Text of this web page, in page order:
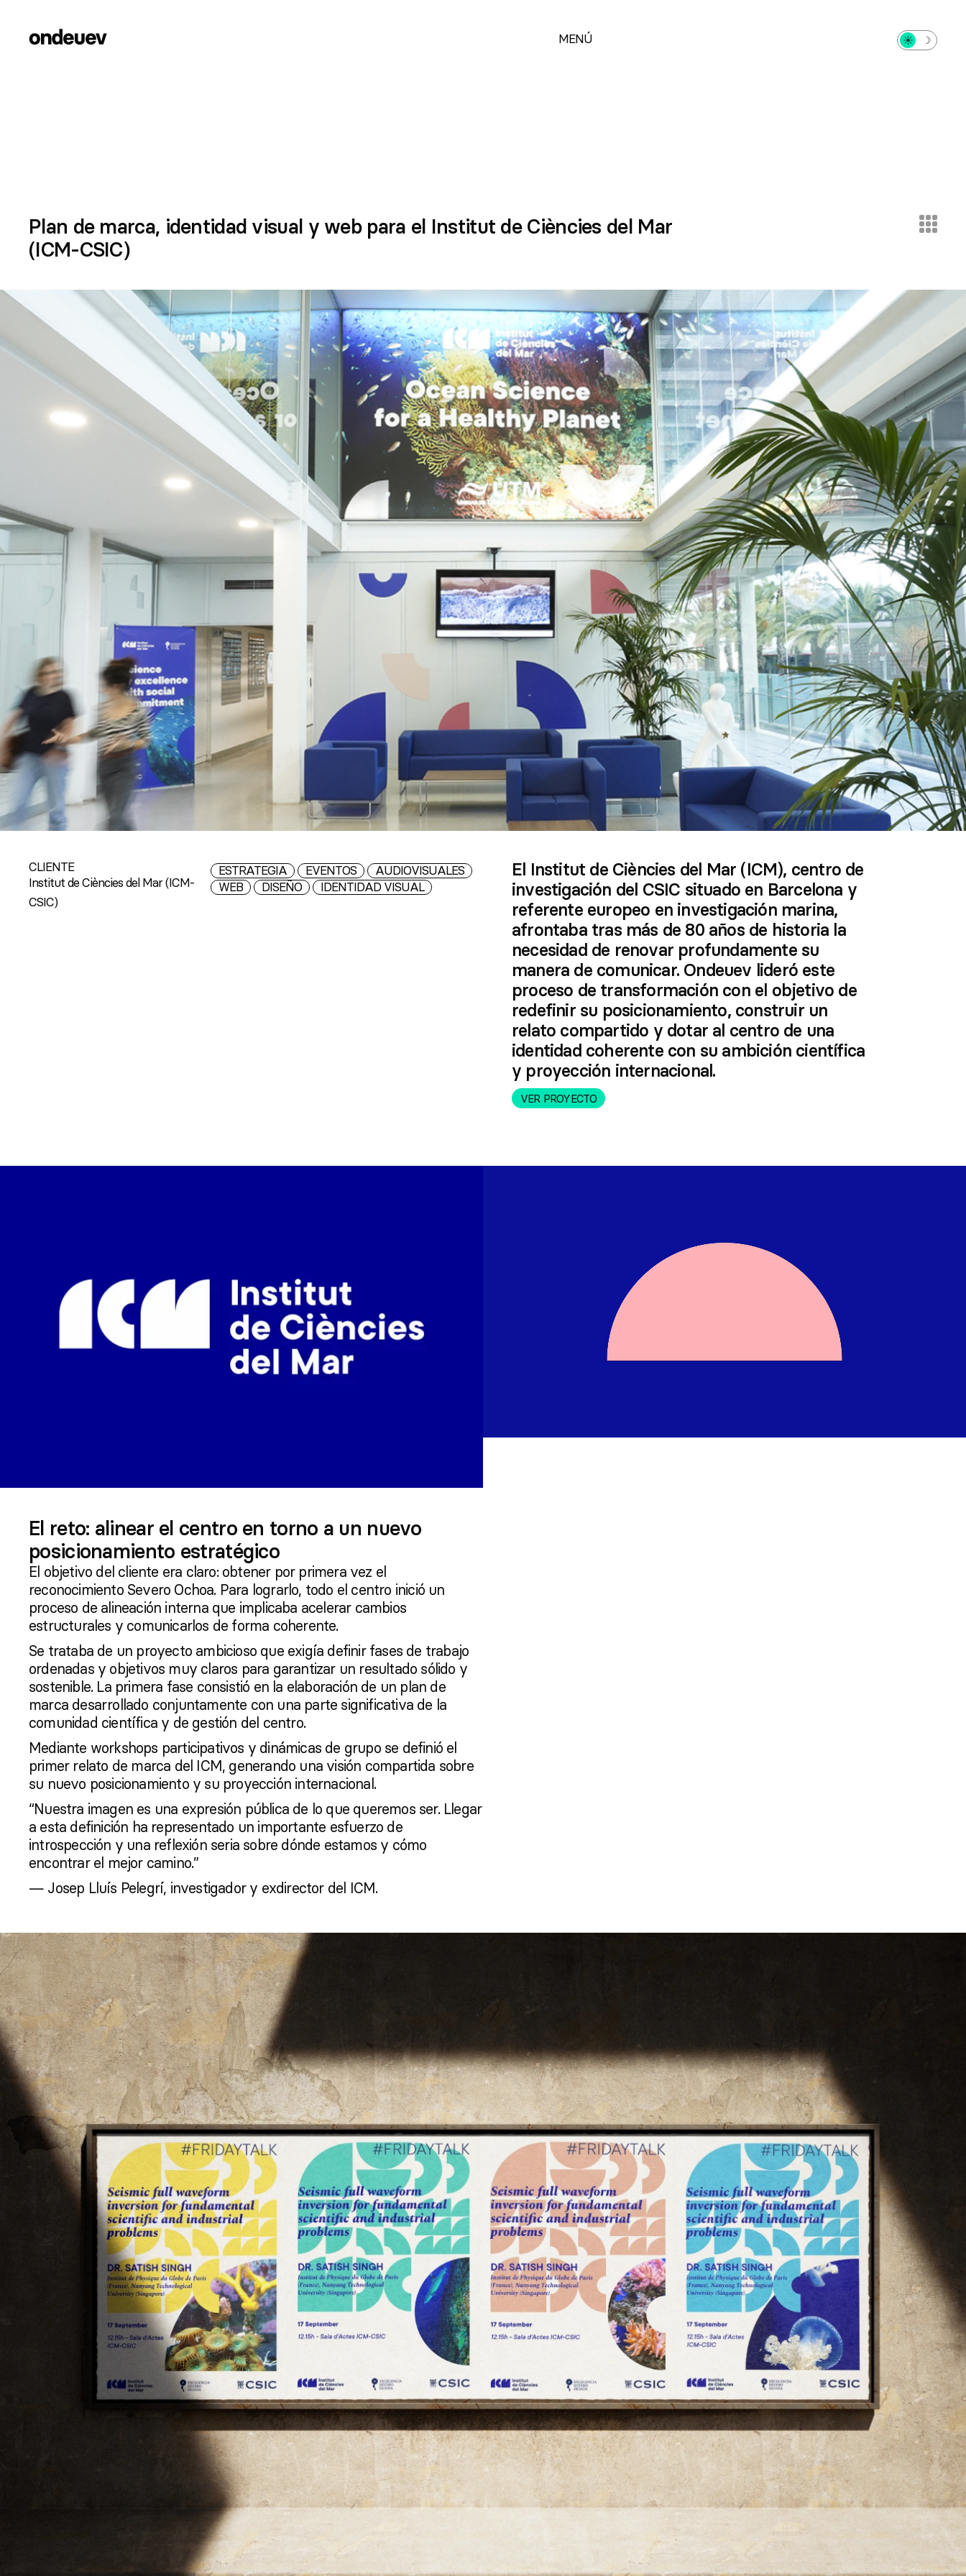
MENÚ ☀︎ ☽
Plan de marca, identidad visual y web para el Institut de Ciències del Mar
(ICM-CSIC)
CLIENTE
Institut de Ciències del Mar (ICM-
CSIC)
ESTRATEGIA EVENTOS
AUDIOVISUALES
WEB
DISEÑO IDENTIDAD VISUAL
El Institut de Ciències del Mar (ICM), centro de
investigación del CSIC situado en Barcelona y
referente europeo en investigación marina,
afrontaba tras más de 80 años de historia la
necesidad de renovar profundamente su
manera de comunicar. Ondeuev lideró este
proceso de transformación con el objetivo de
redefinir su posicionamiento, construir un
relato compartido y dotar al centro de una
identidad coherente con su ambición científica
y proyección internacional.
VER PROYECTO
El reto: alinear el centro en torno a un nuevo
posicionamiento estratégico
El objetivo del cliente era claro: obtener por primera vez el
reconocimiento Severo Ochoa. Para lograrlo, todo el centro inició un
proceso de alineación interna que implicaba acelerar cambios
estructurales y comunicarlos de forma coherente.
Se trataba de un proyecto ambicioso que exigía definir fases de trabajo
ordenadas y objetivos muy claros para garantizar un resultado sólido y
sostenible. La primera fase consistió en la elaboración de un plan de
marca desarrollado conjuntamente con una parte significativa de la
comunidad científica y de gestión del centro.
Mediante workshops participativos y dinámicas de grupo se definió el
primer relato de marca del ICM, generando una visión compartida sobre
su nuevo posicionamiento y su proyección internacional.
“Nuestra imagen es una expresión pública de lo que queremos ser. Llegar
a esta definición ha representado un importante esfuerzo de
introspección y una reflexión seria sobre dónde estamos y cómo
encontrar el mejor camino.”
— Josep Lluís Pelegrí, investigador y exdirector del ICM.